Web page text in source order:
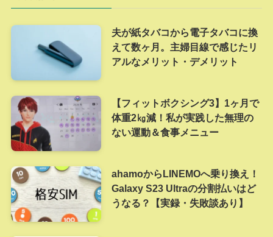
夫が紙タバコから電子タバコに換
えて数ヶ月。主婦目線で感じたリ
アルなメリット・デメリット
【フィットボクシング3】1ヶ月で
体重2㎏減！私が実践した無理の
ない運動＆食事メニュー
ahamoからLINEMOへ乗り換え！
Galaxy S23 Ultraの分割払いはど
うなる？【実録・失敗談あり】